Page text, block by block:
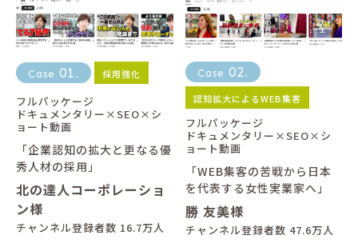
Case 01 . 採用強化
フルパッケージ
ドキュメンタリー×SEO×シ
ョート動画
「企業認知の拡大と更なる優
秀人材の採用」
北の達人コーポレーショ
ン様
チャンネル登録者数 16.7万人
Case 02 .
認知拡大によるWEB集客
フルパッケージ
ドキュメンタリー×SEO×シ
ョート動画
「WEB集客の苦戦から日本
を代表する女性実業家へ」
勝 友美様
チャンネル登録者数 47.6万人